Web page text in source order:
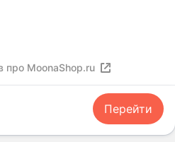
про MoonaShop.ru
Перейти